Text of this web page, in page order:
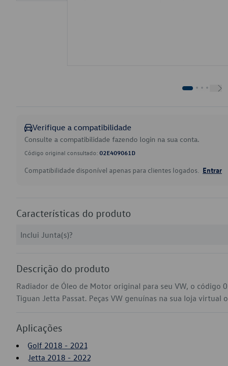
Verifique a compatibilidade
Consulte a compatibilidade fazendo login na sua conta.
Código original consultado: 02E409061D
Compatibilidade disponível apenas para clientes logados. Entrar
Características do produto
Inclui Junta(s)?
Descrição do produto
Radiador de Óleo de Motor original para seu VW, o código
Tiguan Jetta Passat. Peças VW genuínas na sua loja virtual
Aplicações
Golf 2018 - 2021
Jetta 2018 - 2022